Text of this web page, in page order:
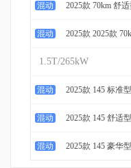
混动 2025款 70km 舒
混动 2025款 2025款
1.5T/265kW
混动 2025款 145 标准型
混动 2025款 145 舒适型
混动 2025款 145 豪华型